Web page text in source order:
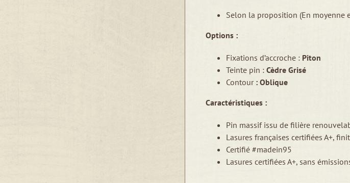
Selon la proposition (En moyenne
Options :
Fixations d’accroche : Piton
Teinte pin : Cèdre Grisé
Contour: Oblique
Caractéristiques :
Pin massif issu de filière
Lasures françaises certifiées A+,
Certifié #madein95
Lasures certifiées A+, sans